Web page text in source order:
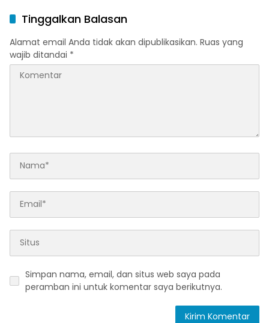
Tinggalkan Balasan
Alamat email Anda tidak akan dipublikasikan. Ruas yang
wajib ditandai *
Simpan nama, email, dan situs web saya pada
peramban ini untuk komentar saya berikutnya.